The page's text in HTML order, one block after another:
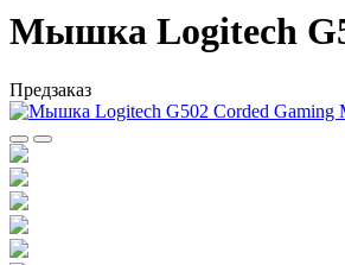
Мышка Logitech
Предзаказ